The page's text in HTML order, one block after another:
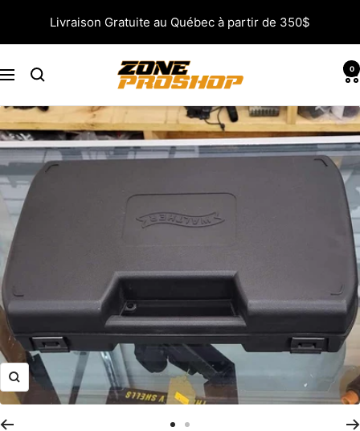
contenu
Livraison Gratuite au Québec à partir de 350$
Navigation
Zone
Proshop
0
Zoom